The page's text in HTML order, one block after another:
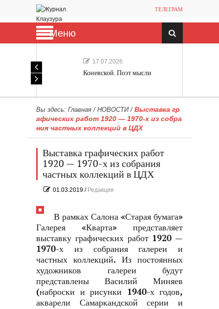
ТЕЛЕГРАМ
Меню
17.07.2026
Коневской. Поэт мысли
Вы здесь: Главная / НОВОСТИ/ Выставка гр
афических работ 1920 — 1970-х из собра
ния частных коллекций в ЦДХ
Выставка графических работ
1920 — 1970-х из собрания
частных коллекций в ЦДХ
01.03.2019 / Редакция
В рамках Салона «Старая бумага»
Галерея «Кварта» представляет
выставку графических работ 1920 —
1970-х из собрания галереи и
частных коллекций. Из постоянных
художников галереи будут
представлены Василий Миняев
(наброски и рисунки 1940-х годов,
акварели Самаркандской серии и